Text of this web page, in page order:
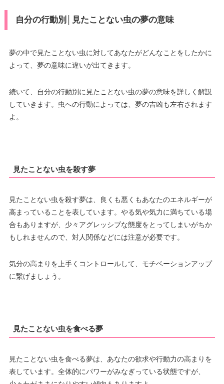
自分の行動別│見たことない虫の夢の意味
夢の中で見たことない虫に対してあなたがどんなことをしたかに
よって、夢の意味に違いが出てきます。
続いて、自分の行動別に見たことない虫の夢の意味を詳しく解説
していきます。虫への行動によっては、夢の吉凶も左右されます
よ。
見たことない虫を殺す夢
見たことない虫を殺す夢は、良くも悪くもあなたのエネルギーが
高まっていることを表しています。やる気や気力に満ちている場
合もありますが、少々アグレッシブな態度をとってしまいがちか
もしれませんので、対人関係などには注意が必要です。
気分の高まりを上手くコントロールして、モチベーションアップ
に繋げましょう。
見たことない虫を食べる夢
見たことない虫を食べる夢は、あなたの欲求や行動力の高まりを
表しています。全体的にパワーがみなぎっている状態ですが、